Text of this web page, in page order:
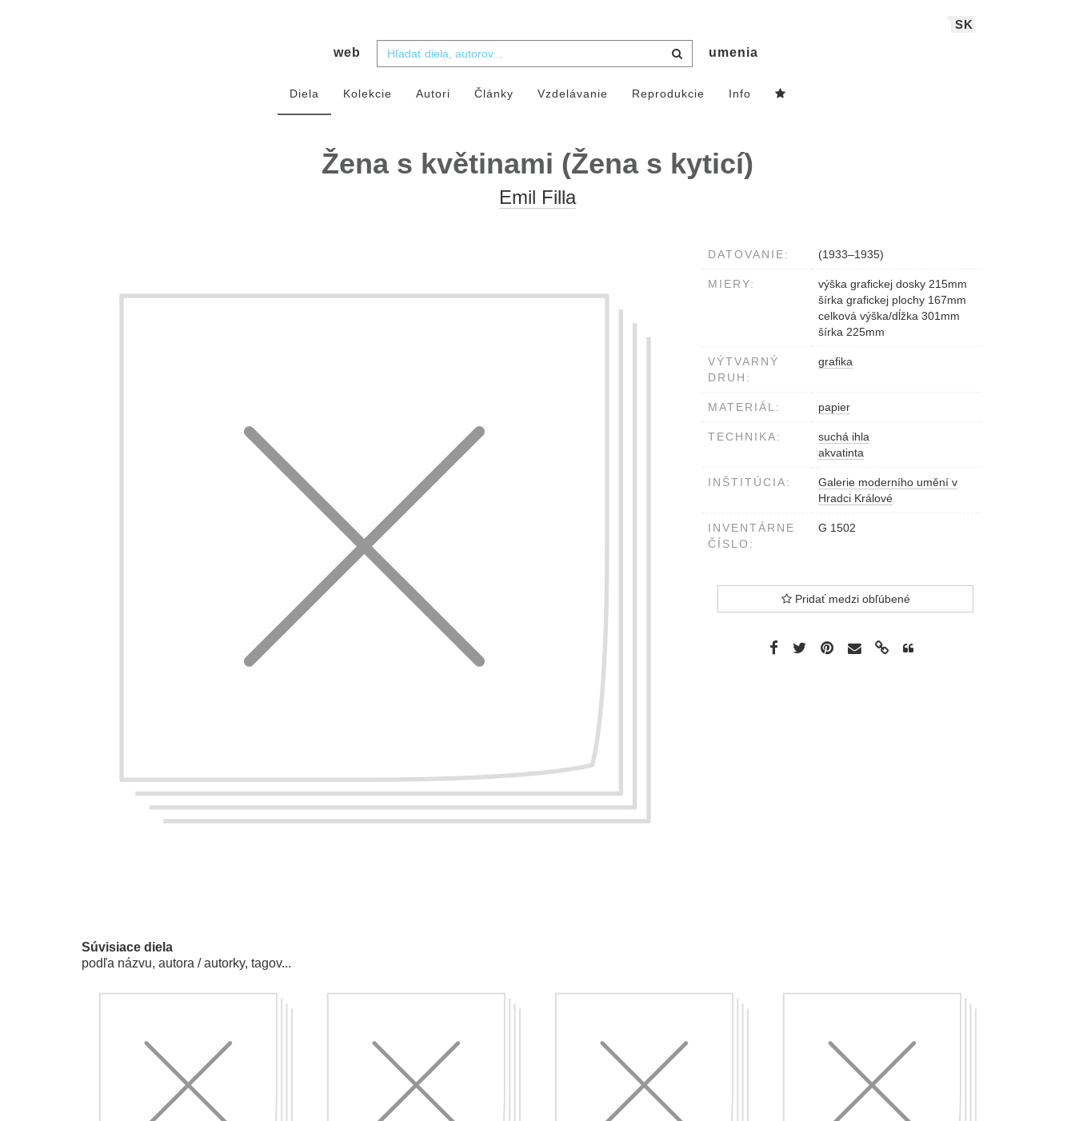
SK
web umenia
Diela Kolekcie Autori Články Vzdelávanie Reprodukcie Info
Žena s květinami (Žena s kyticí)
Emil Filla
DATOVANIE: (1933–1935)
MIERY:
výška grafickej dosky 215mm
šírka grafickej plochy 167mm
celková výška/dĺžka 301mm
šírka 225mm
VÝTVARNÝ
DRUH:
grafika
MATERIÁL: papier
TECHNIKA:
suchá ihla
akvatinta
INŠTITÚCIA:
Galerie moderního umění v
Hradci Králové
INVENTÁRNE
ČÍSLO:
G 1502
Pridať medzi obľúbené
Súvisiace diela
podľa názvu, autora / autorky, tagov...